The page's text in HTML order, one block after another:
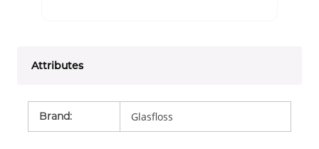
Attributes
Brand: Glasfloss